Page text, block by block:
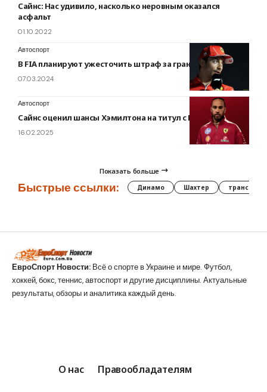
Сайнс: Нас удивило, насколько неровным оказался
асфальт
01.10.2022
Автоспорт
В FIA планируют ужесточить штраф за границы трассы
07.03.2024
Автоспорт
Сайнс оценил шансы Хэмилтона на титул с Ferrari
16.02.2025
Показать больше
Быстрые ссылки: Динамо Шахтер трансферы
ЕвроСпорт Новости: Всё о спорте в Украине и мире. Футбол,
хоккей, бокс, теннис, автоспорт и другие дисциплины. Актуальные
результаты, обзоры и аналитика каждый день.
О нас Правообладателям